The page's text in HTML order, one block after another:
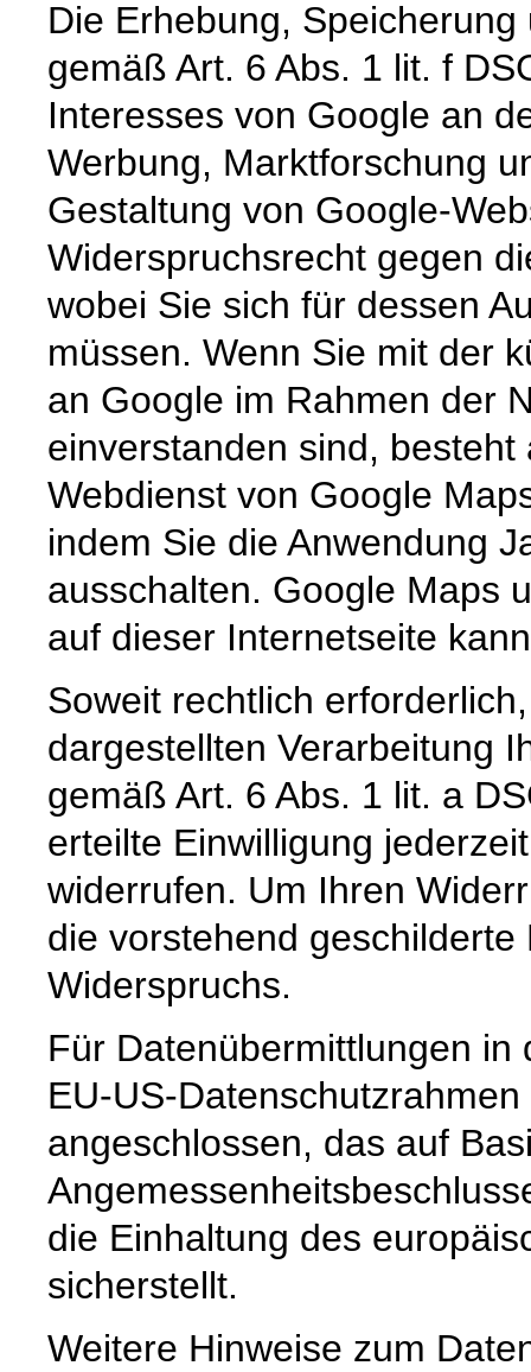
Die Erhebung,
gemäß Art. 6 Abs. 1 lit. f
Interesses von Google an
Werbung, Marktforschung
Gestaltung von Google-
Widerspruchsrecht gegen
wobei Sie sich für dessen
müssen. Wenn Sie mit der
an Google im Rahmen der
einverstanden sind,
Webdienst von Google
indem Sie die Anwendung
ausschalten. Google Maps
auf dieser Internetseite
Soweit rechtlich
dargestellten Verarbeitung
gemäß Art. 6 Abs. 1 lit. a
erteilte Einwilligung
widerrufen. Um Ihren
die vorstehend
Widerspruchs.
Für Datenübermittlungen in
EU-US-
angeschlossen, das auf
die Einhaltung des
sicherstellt.
Weitere Hinweise zum